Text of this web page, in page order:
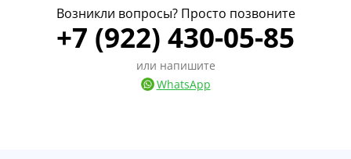
Возникли вопросы? Просто позвоните
+7 (922) 430-05-85
или напишите
WhatsApp